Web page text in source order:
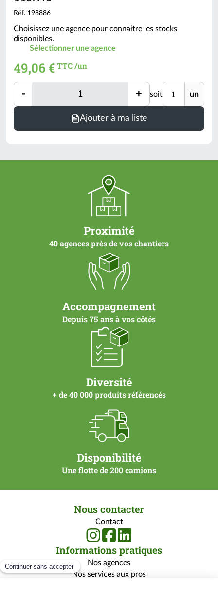
Réf. 198886
Choisissez une agence pour connaitre les stocks
disponibles.
Sélectionner une agence
49,06 € TTC /un
- Quantité + soit Unité un
Ajouter à ma liste
Proximité
40 agences près de vos chantiers
Accompagnement
Depuis 75 ans à vos côtés
Diversité
+ de 40 000 produits référencés
Disponibilité
Une flotte de 200 camions
Nous contacter
Contact
Informations pratiques
Nos agences
Nos services aux pros